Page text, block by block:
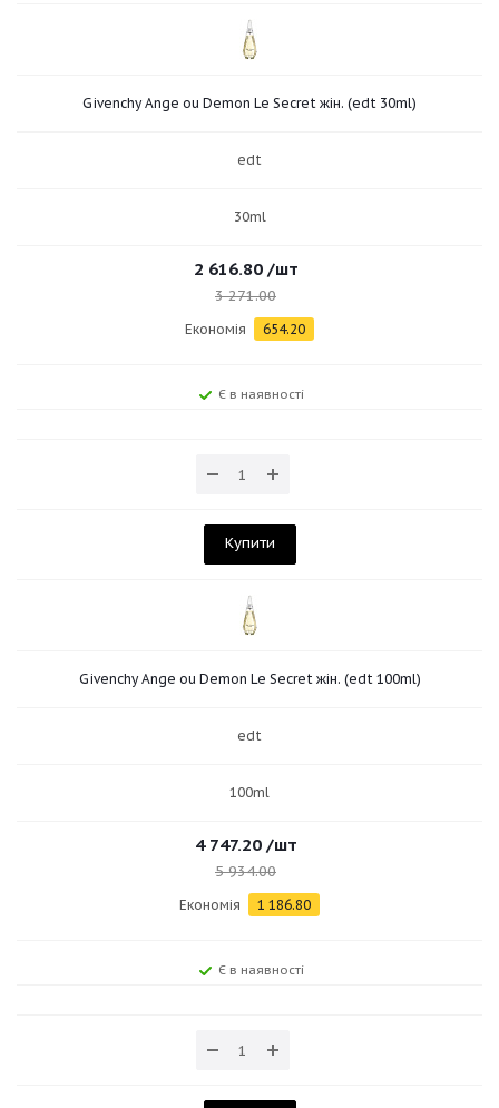
Givenchy Ange ou Demon Le Secret жін. (edt 30ml)
edt
30ml
2 616.80 /шт
3 271.00
Економія 654.20
Є в наявності
Купити
Givenchy Ange ou Demon Le Secret жін. (edt 100ml)
edt
100ml
4 747.20 /шт
5 934.00
Економія 1 186.80
Є в наявності